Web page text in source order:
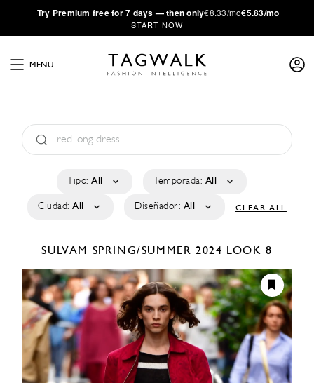
·Try Premium free for 7 days — then only€8.33/mo€5.83/mo
START NOW
MENU
Tipo: All Temporada: All
Ciudad: All Diseñador: All CLEAR ALL
SULVAM SPRING/SUMMER 2024 LOOK 8